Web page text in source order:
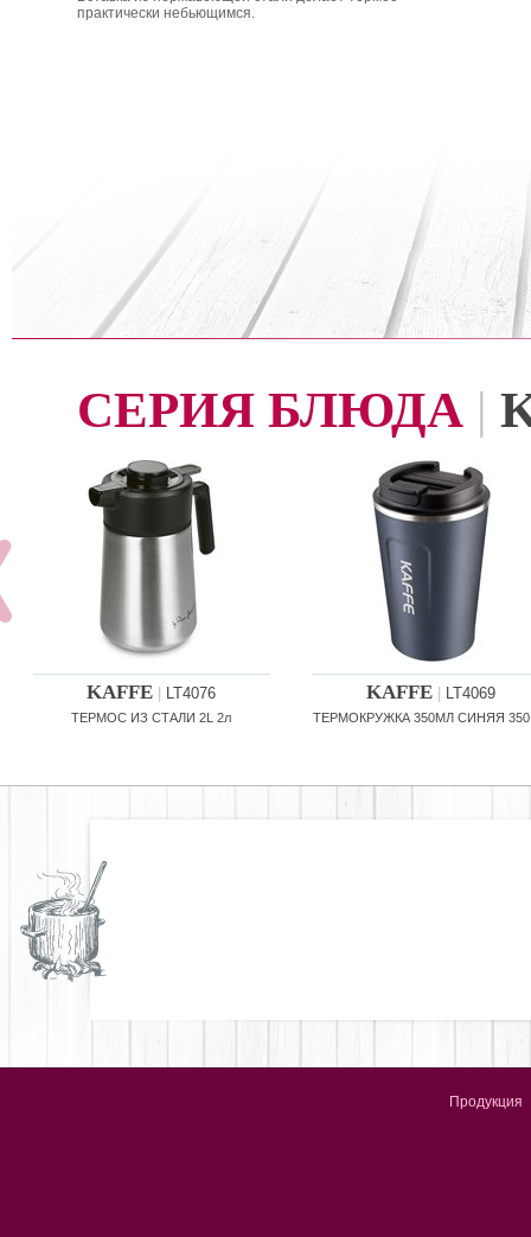
практически небьющимся.
СЕРИЯ БЛЮДА |
KAFFE LT4076
ТЕРМОС ИЗ СТАЛИ 2L 2л
KAFFE LT4069
ТЕРМОКРУЖКА 350МЛ СИНЯЯ 350
Продукция